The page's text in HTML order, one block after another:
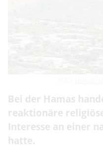
Bei der Hamas
reaktionäre
Interesse an einer
hatte.